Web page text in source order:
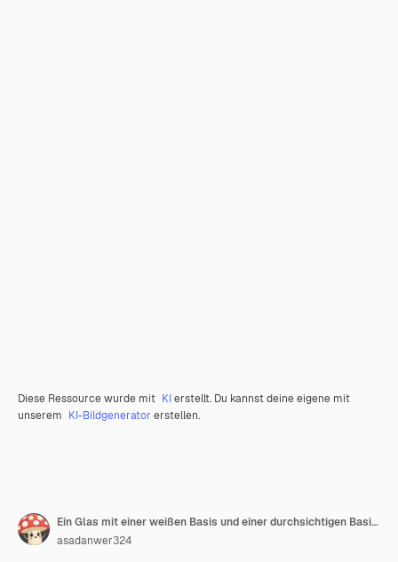
Diese Ressource wurde mit KIerstellt. Du kannst deine eigene mit
unserem KI-Bildgenerator erstellen.
Ein Glas mit einer weißen Basis und einer durchsichtigen Basis, auf der es steht: "Kein Alkohol"
asadanwer324